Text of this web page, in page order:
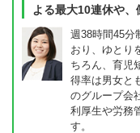
よる最大10連休や、
週38時間45分
おり、ゆとり
ちろん、育児
得率は男女と
のグループ会
利厚生や労務
す。